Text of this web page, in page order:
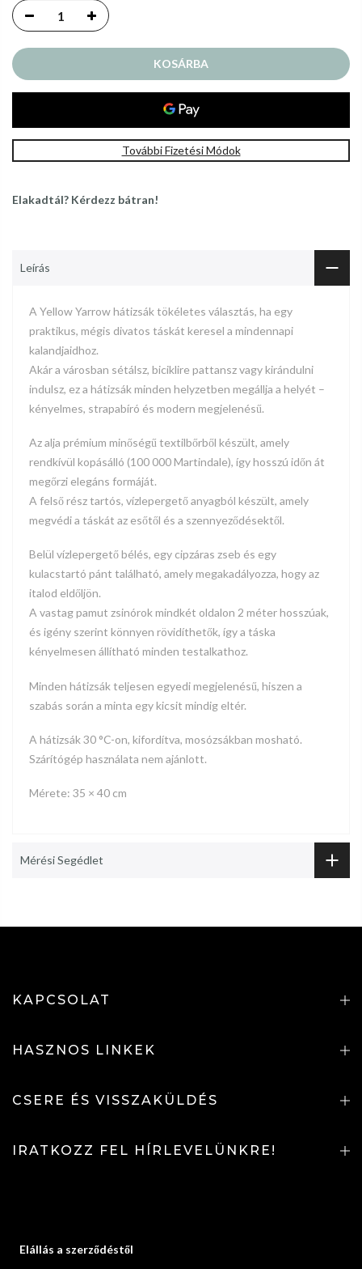
KOSÁRBA
További Fizetési Módok
Elakadtál? Kérdezz bátran!
Leírás
A Yellow Yarrow hátizsák tökéletes választás, ha egy
praktikus, mégis divatos táskát keresel a mindennapi
kalandjaidhoz.
Akár a városban sétálsz, biciklire pattansz vagy kirándulni
indulsz, ez a hátizsák minden helyzetben megállja a helyét –
kényelmes, strapabíró és modern megjelenésű.
Az alja prémium minőségű textilbőrből készült, amely
rendkívül kopásálló (100 000 Martindale), így hosszú időn át
megőrzi elegáns formáját.
A felső rész tartós, vízlepergető anyagból készült, amely
megvédi a táskát az esőtől és a szennyeződésektől.
Belül vízlepergető bélés, egy cipzáras zseb és egy
kulacstartó pánt található, amely megakadályozza, hogy az
italod eldőljön.
A vastag pamut zsinórok mindkét oldalon 2 méter hosszúak,
és igény szerint könnyen rövidíthetők, így a táska
kényelmesen állítható minden testalkathoz.
Minden hátizsák teljesen egyedi megjelenésű, hiszen a
szabás során a minta egy kicsit mindig eltér.
A hátizsák 30 °C-on, kifordítva, mosózsákban mosható.
Szárítógép használata nem ajánlott.
Mérete: 35 × 40 cm
Mérési Segédlet
KAPCSOLAT
HASZNOS LINKEK
CSERE ÉS VISSZAKÜLDÉS
IRATKOZZ FEL HÍRLEVELÜNKRE!
Elállás a szerződéstől